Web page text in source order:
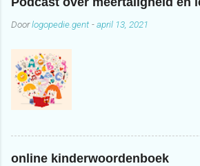
Doorlogopedie.gent -april 13, 2021
online kinderwoordenboek